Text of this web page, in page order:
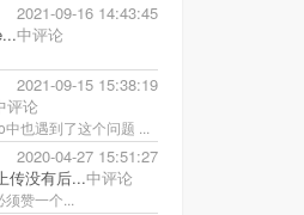
2021-09-16 14:43:45
中评论
2021-09-15 15:38:19
评论
也遇到了这个问题 ...
2020-04-27 15:51:27
传没有后...中评论
赞一个...